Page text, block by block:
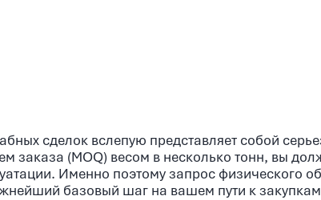
сделок вслепую представляет собой
заказа (MOQ) весом в несколько тонн, вы
Именно поэтому запрос физического
базовый шаг на вашем пути к